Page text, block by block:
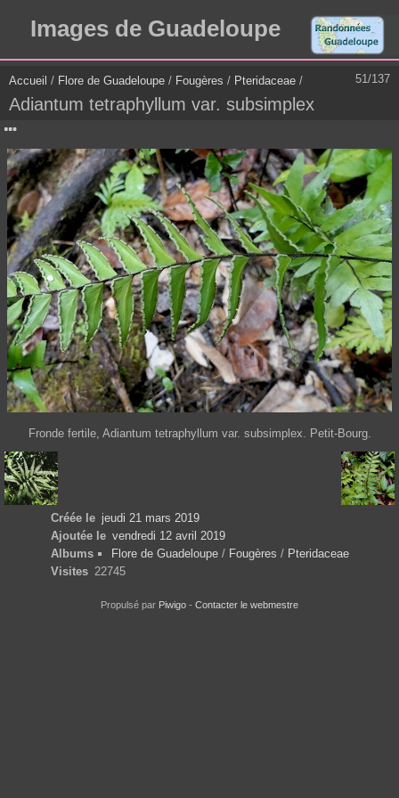
Images de Guadeloupe
51/137
Accueil / Flore de Guadeloupe / Fougères / Pteridaceae /
Adiantum tetraphyllum var. subsimplex
Fronde fertile, Adiantum tetraphyllum var. subsimplex. Petit-Bourg.
Créée le jeudi 21 mars 2019
Ajoutée le vendredi 12 avril 2019
Albums
Flore de Guadeloupe/ Fougères / Pteridaceae
Visites 22745
Propulsé par Piwigo - Contacter le webmestre